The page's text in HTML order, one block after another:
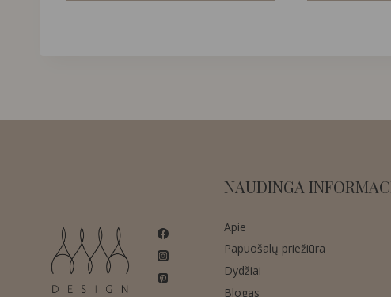
NAUDINGA
Apie
Papuošalų priežiūra
Dydžiai
Blogas